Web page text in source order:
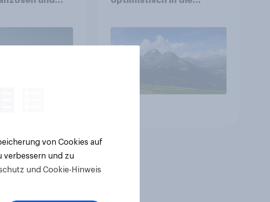
Gesundheitswesen und
Altersvorsorge
von Cookies auf
verbessern und zu
und Cookie-Hinweis